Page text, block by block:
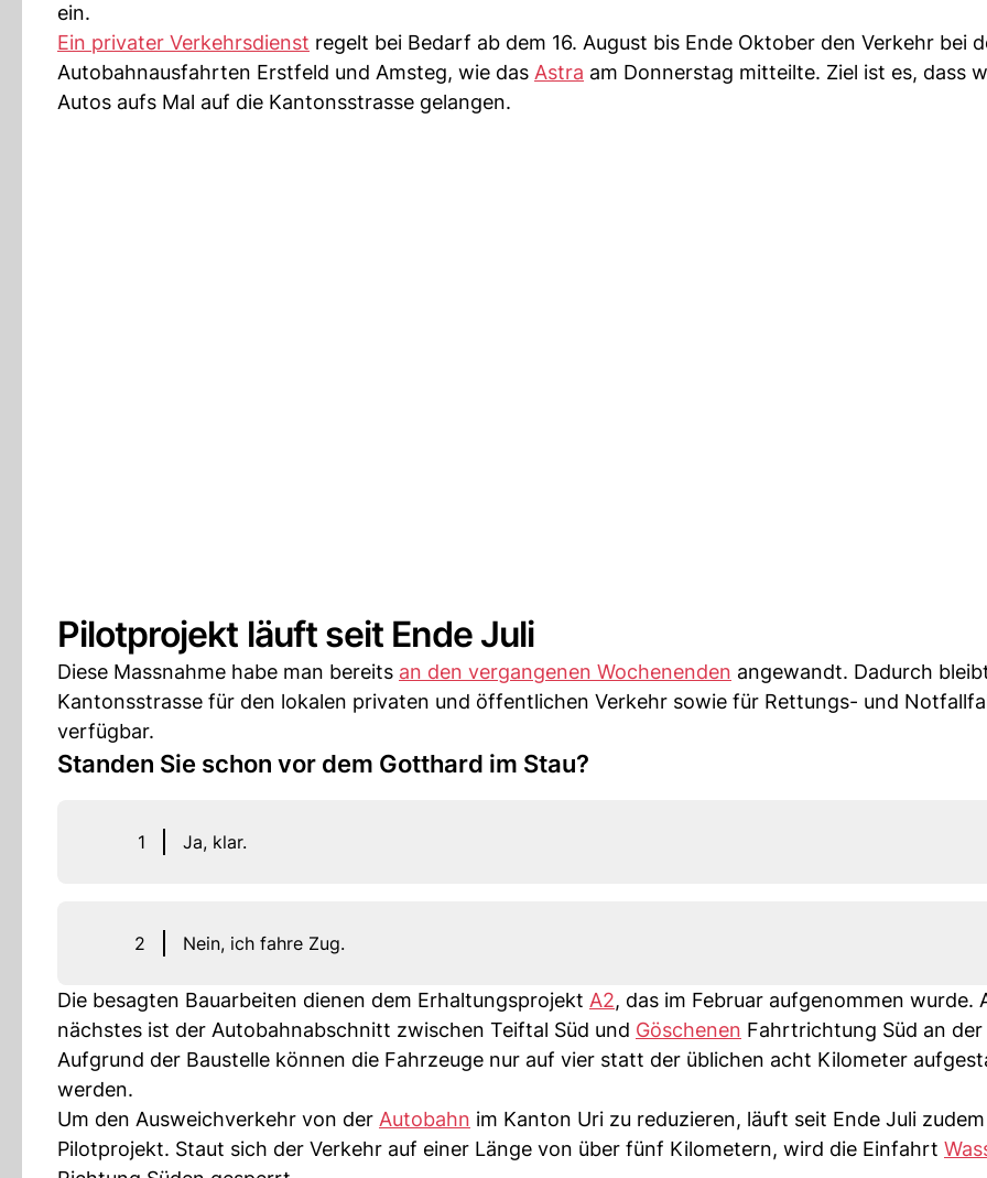
ein.
Ein privater Verkehrsdienst regelt bei Bedarf ab dem 16. August bis Ende Oktober den Verkehr bei
Autobahnausfahrten Erstfeld und Amsteg, wie das Astra am Donnerstag mitteilte. Ziel ist es, dass
Autos aufs Mal auf die Kantonsstrasse gelangen.
Pilotprojekt läuft seit Ende Juli
Diese Massnahme habe man bereits an den vergangenen Wochenenden angewandt. Dadurch
Kantonsstrasse für den lokalen privaten und öffentlichen Verkehr sowie für Rettungs- und
verfügbar.
Standen Sie schon vor dem Gotthard im Stau?
1 Ja, klar.
2 Nein, ich fahre Zug.
Die besagten Bauarbeiten dienen dem Erhaltungsprojekt A2, das im Februar aufgenommen wurde.
nächstes ist der Autobahnabschnitt zwischen Teiftal Süd und Göschenen Fahrtrichtung Süd an der
Aufgrund der Baustelle können die Fahrzeuge nur auf vier statt der üblichen acht Kilometer
werden.
Um den Ausweichverkehr von der Autobahn im Kanton Uri zu reduzieren, läuft seit Ende Juli
Pilotprojekt. Staut sich der Verkehr auf einer Länge von über fünf Kilometern, wird die Einfahrt